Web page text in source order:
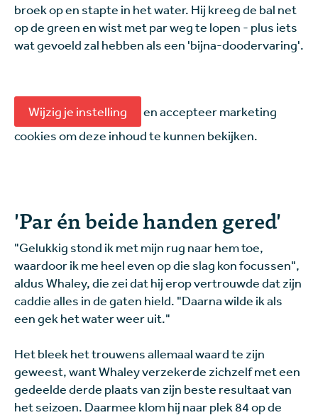
broek op en stapte in het water. Hij kreeg de bal net
op de green en wist met par weg te lopen - plus iets
wat gevoeld zal hebben als een 'bijna-doodervaring'.
Wijzig je instelling
en accepteer marketing
cookies om deze inhoud te kunnen bekijken.
'Par én beide handen gered'
"Gelukkig stond ik met mijn rug naar hem toe,
waardoor ik me heel even op die slag kon focussen",
aldus Whaley, die zei dat hij erop vertrouwde dat zijn
caddie alles in de gaten hield. "Daarna wilde ik als
een gek het water weer uit."
Het bleek het trouwens allemaal waard te zijn
geweest, want Whaley verzekerde zichzelf met een
gedeelde derde plaats van zijn beste resultaat van
het seizoen. Daarmee klom hij naar plek 84 op de